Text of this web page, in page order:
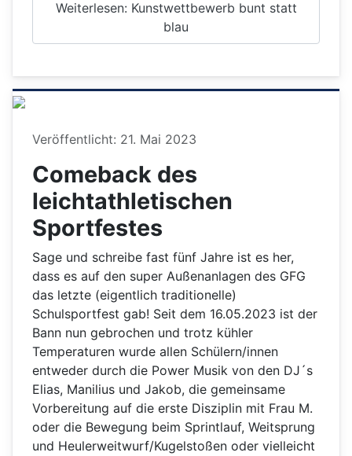
Weiterlesen: Kunstwettbewerb bunt statt
blau
Details
Veröffentlicht: 21. Mai 2023
Comeback des
leichtathletischen
Sportfestes
Sage und schreibe fast fünf Jahre ist es her,
dass es auf den super Außenanlagen des GFG
das letzte (eigentlich traditionelle)
Schulsportfest gab! Seit dem 16.05.2023 ist der
Bann nun gebrochen und trotz kühler
Temperaturen wurde allen Schülern/innen
entweder durch die Power Musik von den DJ´s
Elias, Manilius und Jakob, die gemeinsame
Vorbereitung auf die erste Disziplin mit Frau M.
oder die Bewegung beim Sprintlauf, Weitsprung
und Heulerweitwurf/Kugelstoßen oder vielleicht